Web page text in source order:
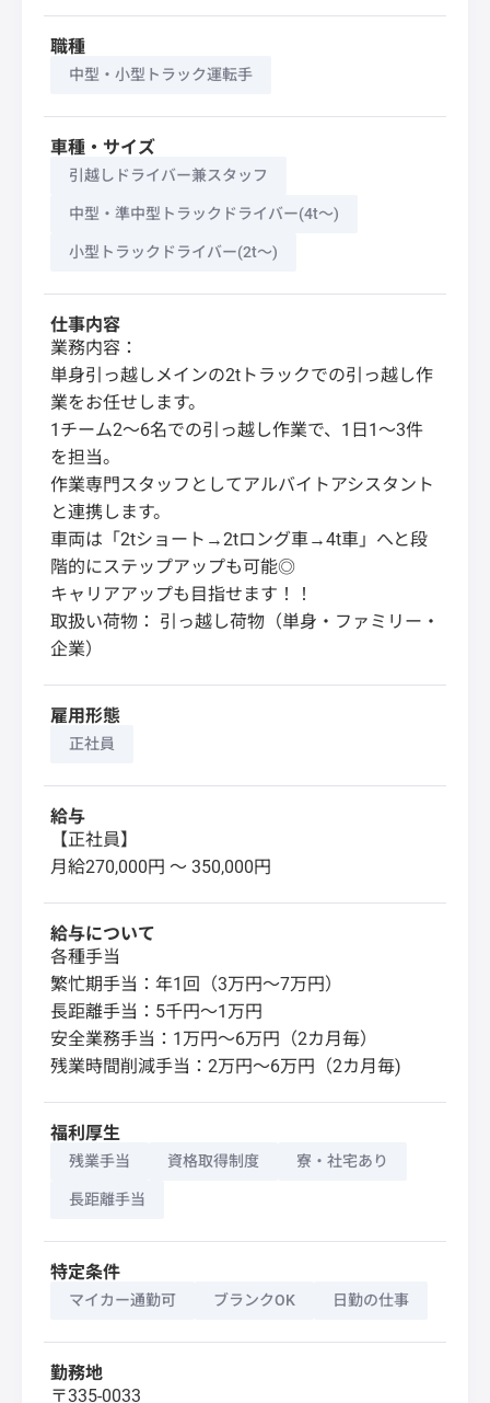
職種
中型・小型トラック運転手
車種・サイズ
引越しドライバー兼スタッフ
中型・準中型トラックドライバー(4t～)
小型トラックドライバー(2t～)
仕事内容
業務内容：
単身引っ越しメインの2tトラックでの引っ越し作
業をお任せします。
1チーム2〜6名での引っ越し作業で、1日1〜3件
を担当。
作業専門スタッフとしてアルバイトアシスタント
と連携します。
車両は「2tショート→2tロング車→4t車」へと段
階的にステップアップも可能◎
キャリアアップも目指せます！！
取扱い荷物： 引っ越し荷物（単身・ファミリー・
企業）
雇用形態
正社員
給与
【正社員】
月給270,000円 〜 350,000円
給与について
各種手当
繁忙期手当：年1回（3万円～7万円）
長距離手当：5千円～1万円
安全業務手当：1万円～6万円（2カ月毎）
残業時間削減手当：2万円～6万円（2カ月毎)
福利厚生
残業手当 資格取得制度 寮・社宅あり
長距離手当
特定条件
マイカー通勤可 ブランクOK 日勤の仕事
勤務地
〒335-0033